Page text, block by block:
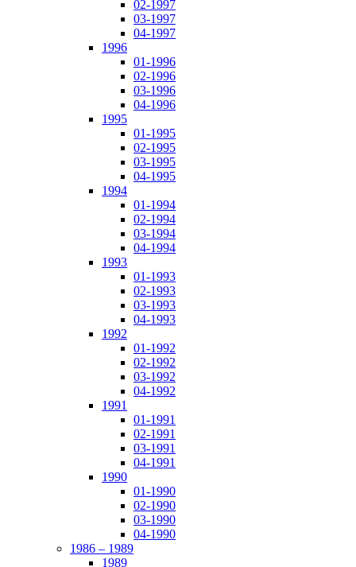
02-1997
03-1997
04-1997
1996
01-1996
02-1996
03-1996
04-1996
1995
01-1995
02-1995
03-1995
04-1995
1994
01-1994
02-1994
03-1994
04-1994
1993
01-1993
02-1993
03-1993
04-1993
1992
01-1992
02-1992
03-1992
04-1992
1991
01-1991
02-1991
03-1991
04-1991
1990
01-1990
02-1990
03-1990
04-1990
1986 – 1989
1989